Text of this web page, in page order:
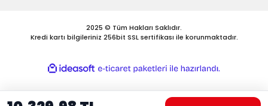
2025 © Tüm Hakları Saklıdır.
Kredi kartı bilgileriniz 256bit SSL sertifikası ile korunmaktadır.
ideasoft
e-
paketleri